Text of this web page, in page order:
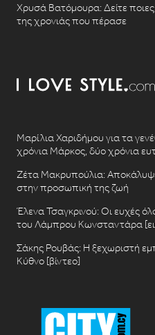
Χρυσά Βατόμουρα: Δείτε ποιες
της χρονιάς που πέρασε
Μαρίλια Χαριδήμου για τα
χρόνια Μάρκος, δύο χρόνια
Ζέτα Μακρυπούλια:
στην προσωπική της ζωή
Έλενα Τσαγκρινού: Οι ευχές
του Λάμπρου Κωνσταντάρα
Σάκης Ρουβάς: Η ξεχωριστή
Κύθνο [βίντεο]